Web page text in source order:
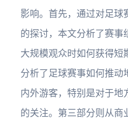
影响。首先，通过对足球
的探讨，本文分析了赛事
大规模观众时如何获得短
分析了足球赛事如何推动
内外游客，特别是对于地
的关注。第三部分则从商